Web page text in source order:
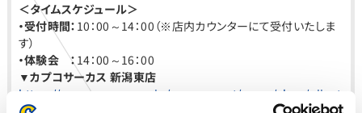
＜タイムスケジュール＞
・受付時間： 10：00～14：00（※店内カウンターにて受付いたしま
す）
・体験会 ： 14：00～16：00
▼カプコサーカス 新潟東店
https://www.capcom.co.jp/amusement/game/shop/niigat